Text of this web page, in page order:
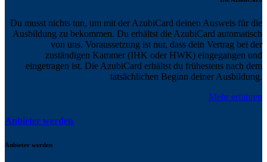
Du musst nichts tun, um mit der AzubiCard deinen Ausweis für die
Ausbildung zu bekommen. Du erhältst die AzubiCard automatisch
von uns. Voraussetzung ist nur, dass dein Vertrag bei der
zuständigen Kammer (IHK oder HWK) eingegangen und
eingetragen ist. Die AzubiCard erhältst du frühestens nach dem
tatsächlichen Beginn deiner Ausbildung.
Mehr erfahren
Anbieter werden
Anbieter werden